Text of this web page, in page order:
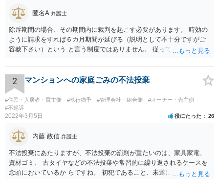
匿名A 弁護士
除斥期間の場合、その期間内に裁判を起こす必要があります。 時効の
ように請求をすれば６カ月期間が延びる（説明として不十分ですがご
容赦下さい）という と言う制度ではありません。 従って、理論上は１
2 マンションへの家庭ごみの不法投棄
#住民・入居者・買主側 #執行猶予 #管理会社・組合側
#オーナー・売主側
#不起訴
2022年3月5日 役にたった 26
内藤 政信 弁護士
不法投棄にあたりますが、不法投棄の罰則が重たいのは、家具家電、
資材ゴミ、 古タイヤなどの不法投棄や常習的に繰り返されるケースを
念頭においているか らですね。 初犯であること、未遂に終わっている